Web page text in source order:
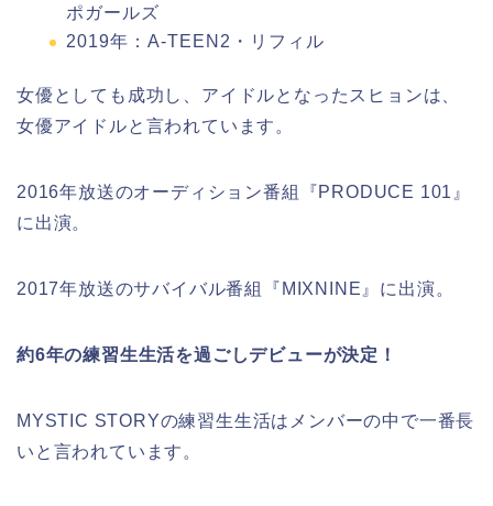
ポガールズ
2019年：A-TEEN2・リフィル
女優としても成功し、アイドルとなったスヒョンは、
女優アイドルと言われています。
2016年放送のオーディション番組『PRODUCE 101』
に出演。
2017年放送のサバイバル番組『MIXNINE』に出演。
約6年の練習生生活を過ごしデビューが決定！
MYSTIC STORYの練習生生活はメンバーの中で一番長
いと言われています。